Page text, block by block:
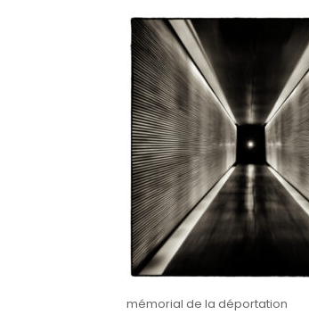
mémorial de la déportation